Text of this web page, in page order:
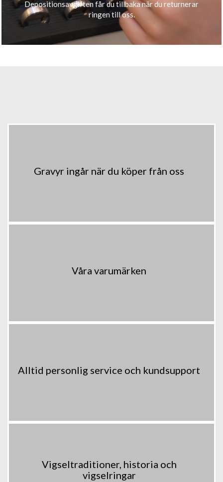
Depositionsavgiften får du tillbaka när du returnerar
ringen till oss.
Gravyr ingår när du köper från oss
Våra varumärken
Alltid personlig service och kundsupport
Vigseltraditioner, historia och
vigselringar